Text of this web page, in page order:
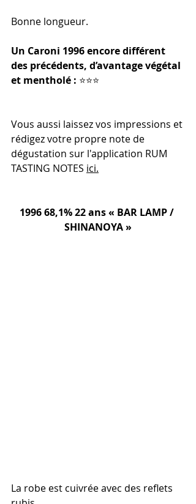
Bonne longueur.
Un Caroni 1996 encore différent
des précédents, d’avantage végétal
et mentholé : ⭐️⭐️⭐️
Vous aussi laissez vos impressions et
rédigez votre propre note de
dégustation sur l'application RUM
TASTING NOTES ici.
1996 68,1% 22 ans « BAR LAMP /
SHINANOYA »
La robe est cuivrée avec des reflets